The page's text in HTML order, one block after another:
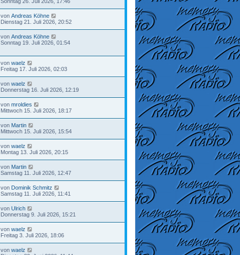
von Andreas Köhne
Dienstag 21. Juli 2026, 20:52
von Andreas Köhne
Sonntag 19. Juli 2026, 01:54
von waelz
Freitag 17. Juli 2026, 02:03
von waelz
Donnerstag 16. Juli 2026, 12:19
von mroldies
Mittwoch 15. Juli 2026, 18:17
von Martin
Mittwoch 15. Juli 2026, 15:54
von waelz
Montag 13. Juli 2026, 20:15
von Martin
Samstag 11. Juli 2026, 12:47
von Dominik Schmitz
Samstag 11. Juli 2026, 11:41
von Ulrich
Donnerstag 9. Juli 2026, 15:21
von waelz
Freitag 3. Juli 2026, 18:06
von waelz